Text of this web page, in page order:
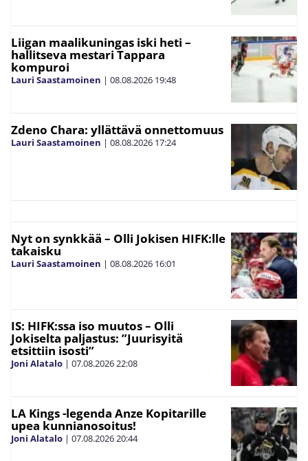
Liigan maalikuningas iski heti –
hallitseva mestari Tappara
kompuroi
Lauri Saastamoinen | 08.08.2026 19:48
Zdeno Chara: yllättävä onnettomuus
Lauri Saastamoinen | 08.08.2026 17:24
Nyt on synkkää – Olli Jokisen HIFK:lle
takaisku
Lauri Saastamoinen | 08.08.2026 16:01
IS: HIFK:ssa iso muutos – Olli
Jokiselta paljastus: ”Juurisyitä
etsittiin isosti”
Joni Alatalo | 07.08.202622:08
LA Kings -legenda Anze Kopitarille
upea kunnianosoitus!
Joni Alatalo | 07.08.202620:44